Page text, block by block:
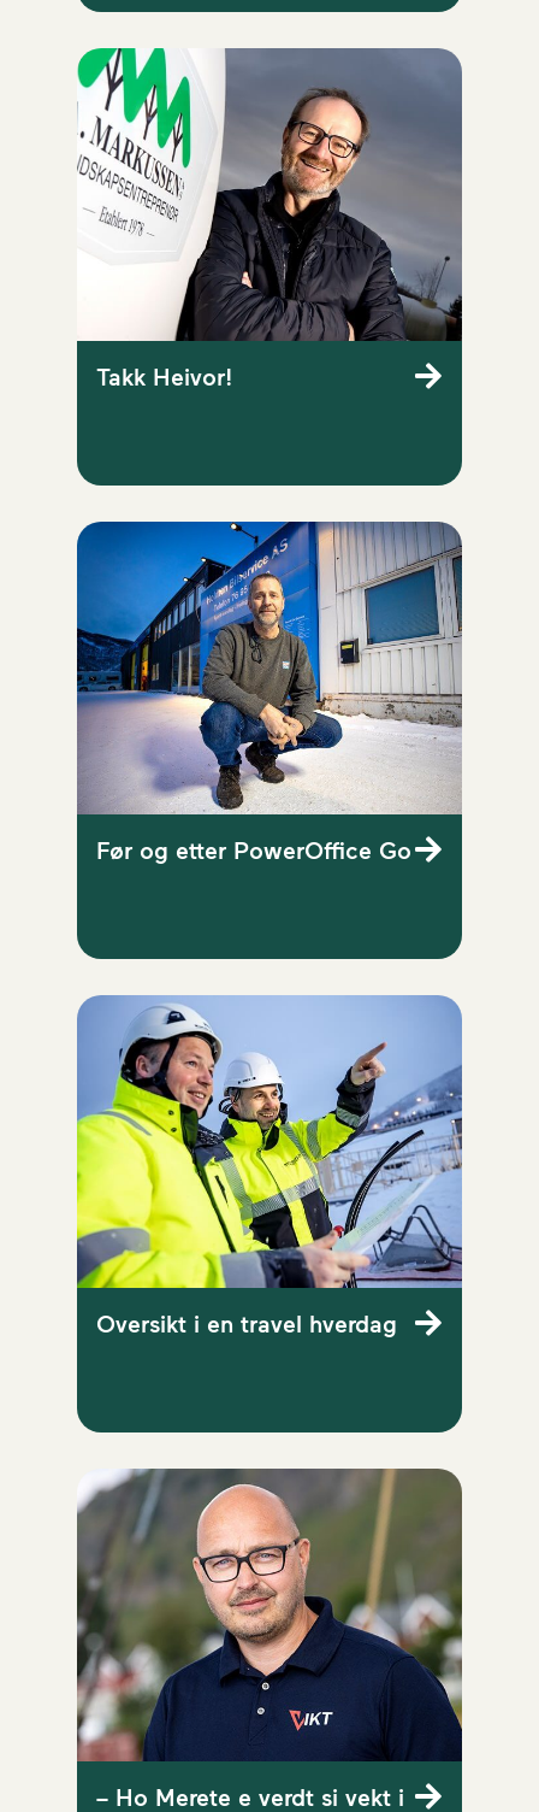
Takk Heivor!
Før og etter PowerOffice Go
Oversikt i en travel hverdag
– Ho Merete e verdt si vekt i